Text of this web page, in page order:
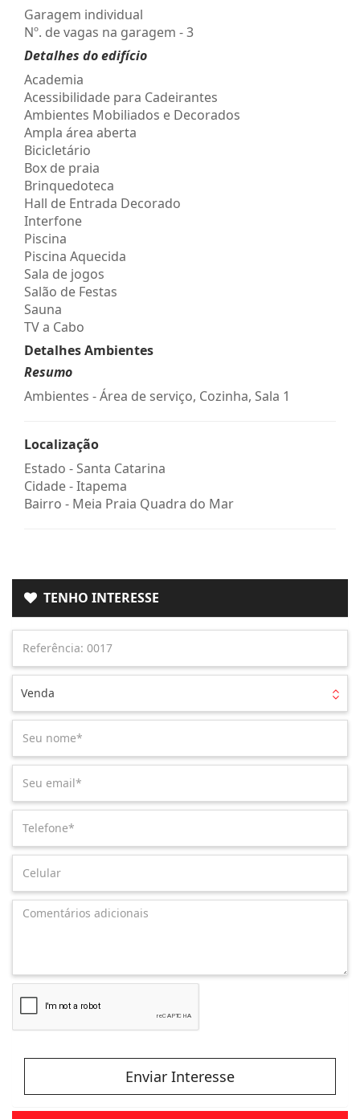
Garagem individual
Nº. de vagas na garagem - 3
Detalhes do edifício
Academia
Acessibilidade para Cadeirantes
Ambientes Mobiliados e Decorados
Ampla área aberta
Bicicletário
Box de praia
Brinquedoteca
Hall de Entrada Decorado
Interfone
Piscina
Piscina Aquecida
Sala de jogos
Salão de Festas
Sauna
TV a Cabo
Detalhes Ambientes
Resumo
Ambientes - Área de serviço, Cozinha, Sala 1
Localização
Estado -Santa Catarina
Cidade -Itapema
Bairro - Meia Praia Quadra do Mar
TENHO INTERESSE
Venda
Enviar Interesse